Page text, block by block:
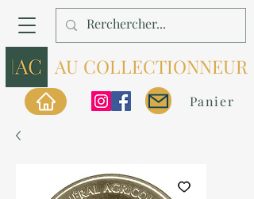
AU COLLECTIONNEUR
Panier